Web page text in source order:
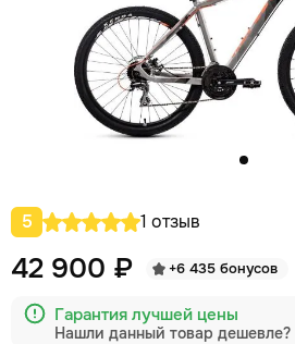
5 1 отзыв
42 900 ₽ +6 435 бонусов
Гарантия лучшей цены
Нашли данный товар дешевле?